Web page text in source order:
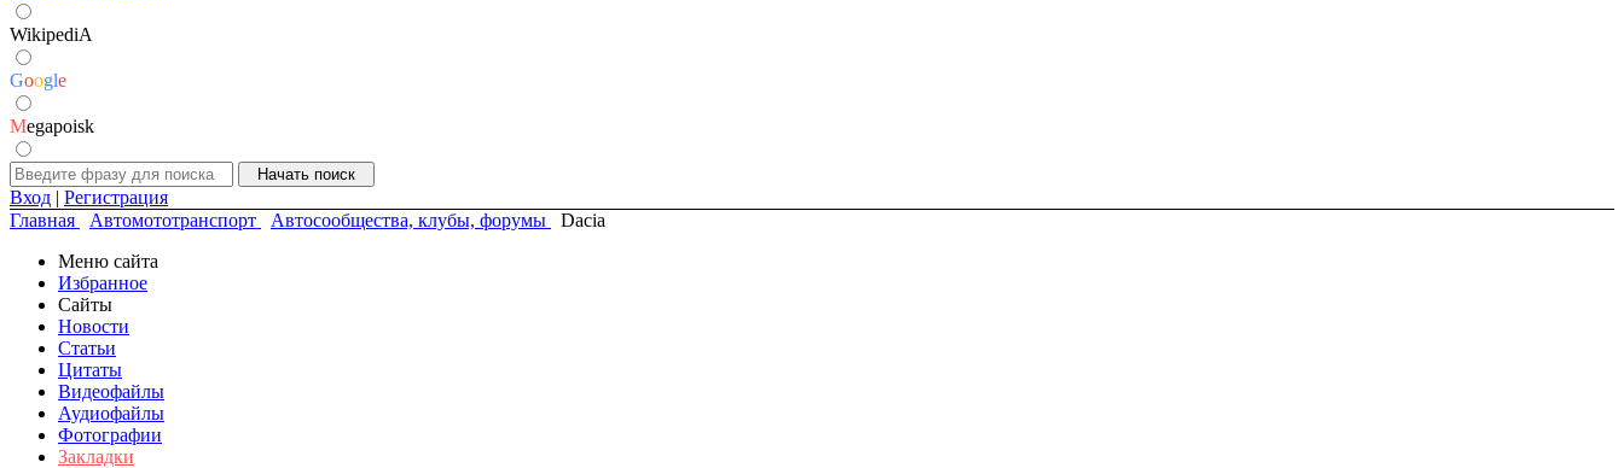
WikipediA
Google
Megapoisk
Вход | Регистрация
Главная
Автомототранспорт Автосообщества, клубы, форумы
Dacia
Меню сайта
Избранное
Сайты
Новости
Статьи
Цитаты
Видеофайлы
Аудиофайлы
Фотографии
Закладки